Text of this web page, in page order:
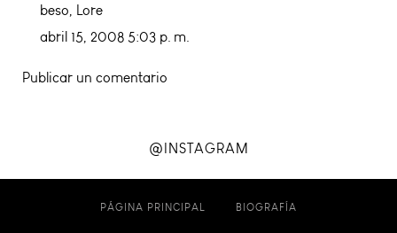
beso, Lore
abril 15, 2008 5:03 p. m.
Publicar un comentario
@INSTAGRAM
PÁGINA PRINCIPAL BIOGRAFÍA